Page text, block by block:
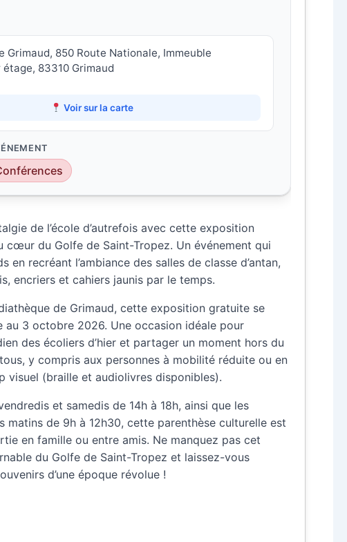
Grimaud, 850 Route Nationale, Immeuble
83310 Grimaud
Voir sur la carte
de l’école d’autrefois avec cette exposition
cœur du Golfe de Saint-Tropez. Un événement qui
en recréant l’ambiance des salles de classe d’antan,
encriers et cahiers jaunis par le temps.
de Grimaud, cette exposition gratuite se
au 3 octobre 2026. Une occasion idéale pour
des écoliers d’hier et partager un moment hors du
y compris aux personnes à mobilité réduite ou en
visuel (braille et audiolivres disponibles).
et samedis de 14h à 18h, ainsi que les
matins de 9h à 12h30, cette parenthèse culturelle est
en famille ou entre amis. Ne manquez pas cet
du Golfe de Saint-Tropez et laissez-vous
d’une époque révolue !